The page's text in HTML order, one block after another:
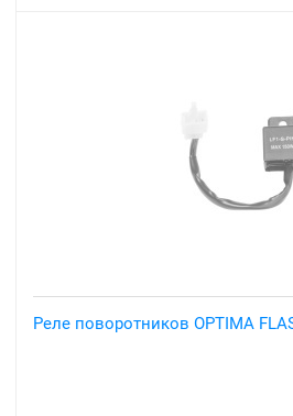
Реле поворотников OPTIMA